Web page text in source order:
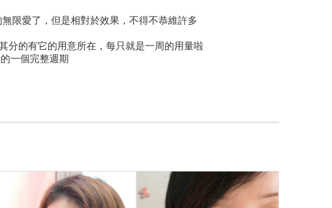
限愛了，但是相對於效果，不得不恭維許多
分的有它的用意所在，每只就是一周的用量啦
一個完整週期